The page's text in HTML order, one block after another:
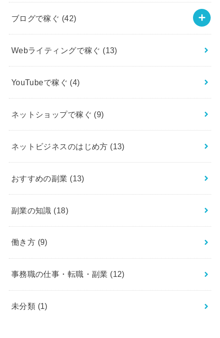
ブログで稼ぐ (42)
Webライティングで稼ぐ (13)
YouTubeで稼ぐ (4)
ネットショップで稼ぐ (9)
ネットビジネスのはじめ方 (13)
おすすめの副業 (13)
副業の知識 (18)
働き方 (9)
事務職の仕事・転職・副業 (12)
未分類 (1)